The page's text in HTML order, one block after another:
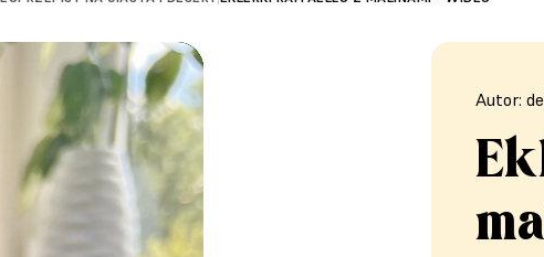
Autor: